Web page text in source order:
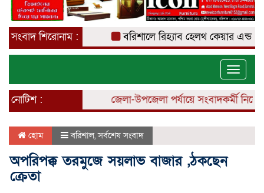
সংবাদ শিরোনাম : বরিশালে রিহ্যাব হেলথ কেয়ার এন্ড
Toggle
নোটিশ :
জেলা-উপজেলা পর্যায়ে সংবাদকর্মী নিয়োগ
হোম বরিশাল,সর্বশেষ সংবাদ
অপরিপক্ক তরমুজে সয়লাভ বাজার ,ঠকছেন
ক্রেতা